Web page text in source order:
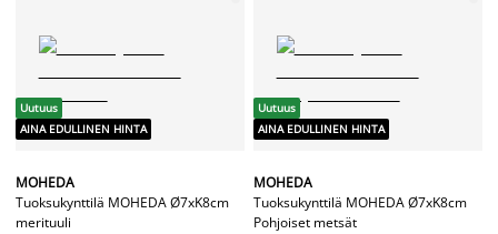
Uutuus
AINA EDULLINEN HINTA
MOHEDA
Tuoksukynttilä MOHEDA Ø7xK8cm
merituuli
Uutuus
AINA EDULLINEN HINTA
MOHEDA
Tuoksukynttilä MOHEDA Ø7xK8cm
Pohjoiset metsät